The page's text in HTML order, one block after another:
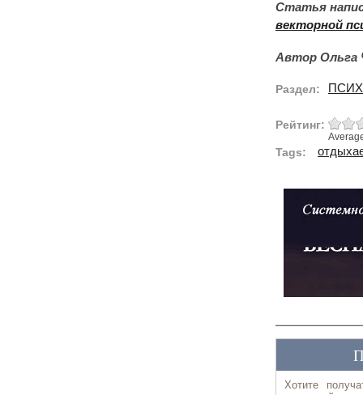
Статья
векторной
Автор Ольга
Раздел:
Рейтинг:
Tags: